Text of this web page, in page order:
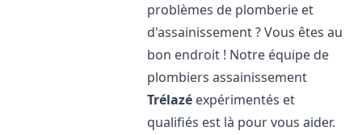
problèmes de plomberie et
d'assainissement ? Vous êtes au
bon endroit ! Notre équipe de
plombiers assainissement
Trélazé expérimentés et
qualifiés est là pour vous aider.